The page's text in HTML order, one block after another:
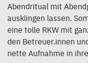
Abendritual mit
ausklingen lassen.
eine tolle RKW mit
den Betreuer.innen
nette Aufnahme in